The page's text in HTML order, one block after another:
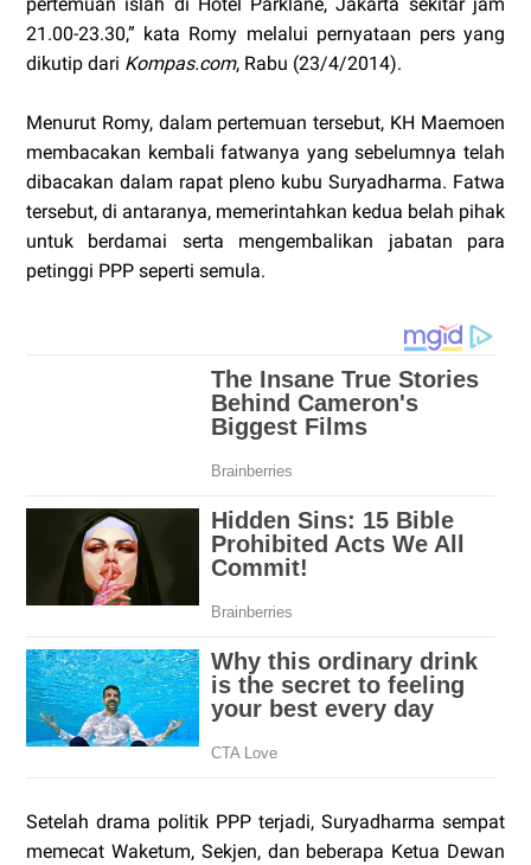
21.00-23.30,” kata Romy melalui pernyataan pers yang
dikutip dari Kompas.com, Rabu (23/4/2014).
Menurut Romy, dalam pertemuan tersebut, KH Maemoen
membacakan kembali fatwanya yang sebelumnya telah
dibacakan dalam rapat pleno kubu Suryadharma. Fatwa
tersebut, di antaranya, memerintahkan kedua belah pihak
untuk berdamai serta mengembalikan jabatan para
petinggi PPP seperti semula.
Setelah drama politik PPP terjadi, Suryadharma sempat
memecat Waketum, Sekjen, dan beberapa Ketua Dewan